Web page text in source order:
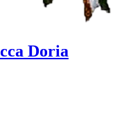
Doria